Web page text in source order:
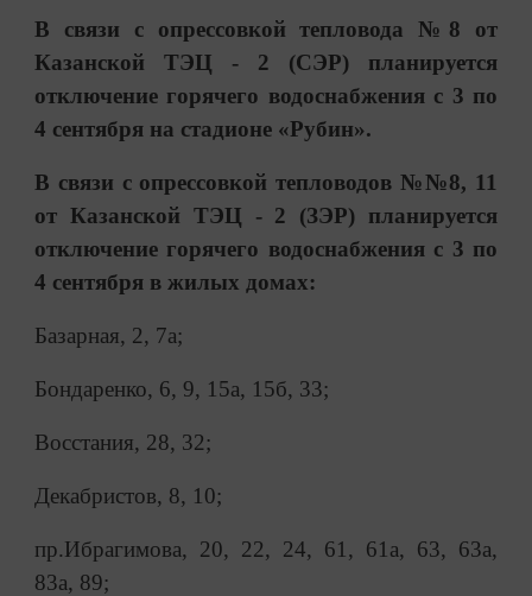
В связи с опрессовкой тепловода №8 от
Казанской ТЭЦ - 2 (СЭР) планируется
отключение горячего водоснабжения с 3 по
4 сентября на стадионе «Рубин».
В связи с опрессовкой тепловодов №№8, 11
от Казанской ТЭЦ - 2 (ЗЭР) планируется
отключение горячего водоснабжения с 3 по
4 сентября в жилых домах:
Базарная, 2, 7а;
Бондаренко, 6, 9, 15а, 15б, 33;
Восстания, 28, 32;
Декабристов, 8, 10;
пр.Ибрагимова, 20, 22, 24, 61, 61а, 63, 63а,
83а, 89;